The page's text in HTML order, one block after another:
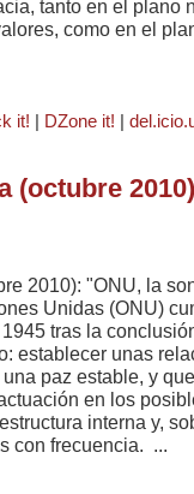
tanto en el plano
como en el
it! | DZone it! |
(octubre
Unidas (ONU)
tras la
establecer unas
paz estable, y
en los
interna y,
con frecuencia. ...